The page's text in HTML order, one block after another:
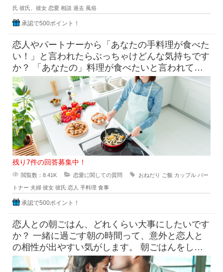
氏 彼氏、彼女 恋愛 相談 過去 風俗
承認で500ポイント！
恋人やパートナーから「あなたの手料理が食べた
い！」と言われたらぶっちゃけどんな気持ちです
か？ 「あなたの」料理が食べたいと言われて素
直に嬉しいという気持ち
残り7件の回答募集中！
閲覧数：8.41K 恋愛に関しての質問 おねだり ご飯 カップル パー
トナー 夫婦 彼女 彼氏 恋人 手料理 食事
承認で500ポイント！
恋人との朝ごはん、どれくらい大事にしたいです
か？ 一緒に過ごす朝の時間って、意外と恋人と
の相性が出やすい気がします。 朝ごはんをしっ
かり食べたい派と、ギリギ